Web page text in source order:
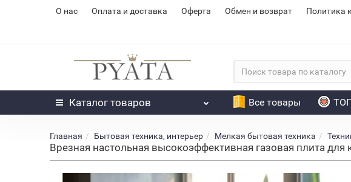
О нас Оплата и доставка Оферта Обмен и возврат Политика
Каталог товаров Все товары
Главная Бытовая техника, интерьер Мелкая бытовая техника
Врезная настольная высокоэффективная газовая плита для